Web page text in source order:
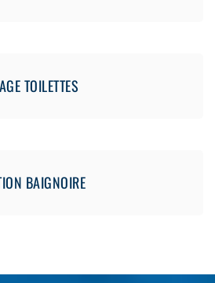
TOILETTES
BAIGNOIRE